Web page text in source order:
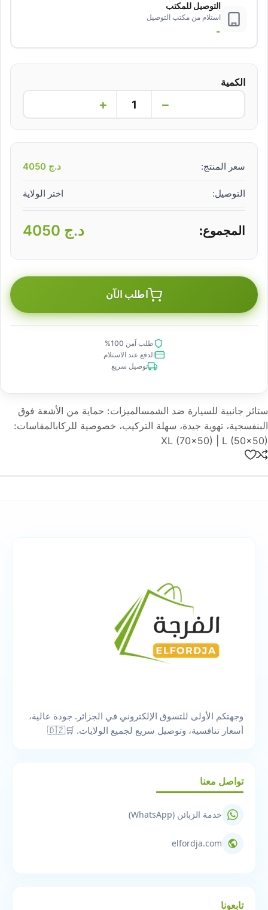
التوصيل للمكتب
استلام من مكتب التوصيل
-
الكمية
−
+
سعر المنتج: د.ج
التوصيل: اختر الولاية
المجموع: د.ج
اطلب الآن
طلب آمن 100%
الدفع عند الاستلام
توصيل سريع
ستائر جانبية للسيارة ضد الشمسالميزات: حماية من الأشعة فوق
البنفسجية، تهوية جيدة، سهلة التركيب، خصوصية للركابالمقاسات:
XL (70×50) | L (50×50)
وجهتكم الأولى للتسوق الإلكتروني في الجزائر. جودة عالية،
أسعار تنافسية، وتوصيل سريع لجميع الولايات. 🛒🇩🇿
تواصل معنا
خدمة الزبائن (WhatsApp)
elfordja.com
تابعونا